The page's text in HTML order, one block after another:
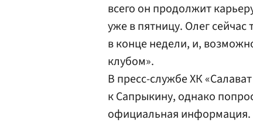
всего он продолжит
уже в пятницу. Олег
в конце недели, и,
клубом».
В пресс-службе ХК
к Сапрыкину, однако
официальная информация.